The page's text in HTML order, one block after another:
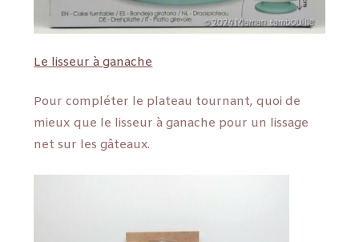
Le lisseur à ganache
Pour compléter le plateau tournant, quoi de
mieux que le lisseur à ganache pour un lissage
net sur les gâteaux.